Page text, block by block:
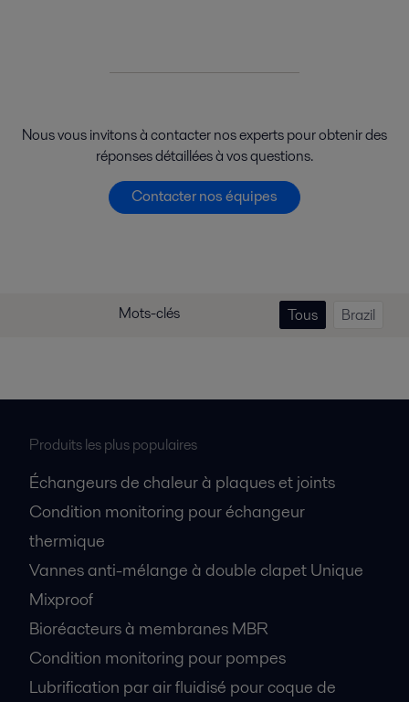
Nous vous invitons à contacter nos experts pour obtenir des
réponses détaillées à vos questions.
Contacter nos équipes
Mots-clés Tous Brazil
Produits les plus populaires
Échangeurs de chaleur à plaques et joints
Condition monitoring pour échangeur
thermique
Vannes anti-mélange à double clapet Unique
Mixproof
Bioréacteurs à membranes MBR
Condition monitoring pour pompes
Lubrification par air fluidisé pour coque de